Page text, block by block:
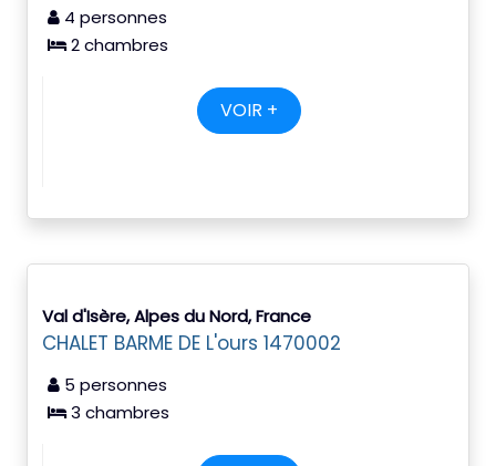
4 personnes
2 chambres
VOIR +
Val d'Isère, Alpes du Nord, France
CHALET BARME DE L'ours 1470002
5 personnes
3 chambres